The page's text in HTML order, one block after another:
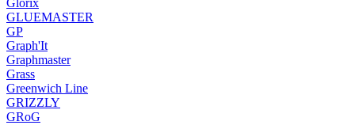
Glorix
GLUEMASTER
GP
Graph'It
Graphmaster
Grass
Greenwich Line
GRIZZLY
GRoG